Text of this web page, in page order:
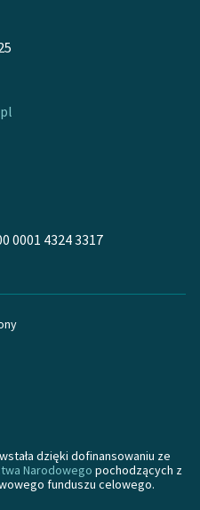
0001 4324 3317
dzięki dofinansowaniu ze
Narodowego pochodzących z
funduszu celowego.